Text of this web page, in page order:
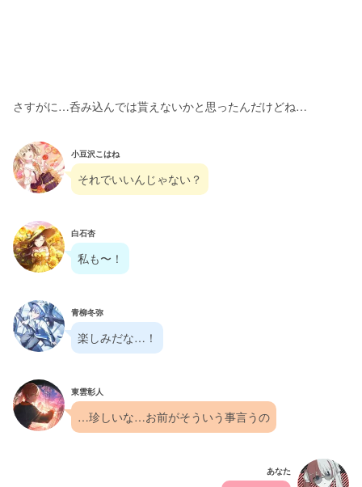
さすがに…呑み込んでは貰えないかと思ったんだけどね…
小豆沢こはね
それでいいんじゃない？
白石杏
私も〜！
青柳冬弥
楽しみだな…！
東雲彰人
…珍しいな…お前がそういう事言うの
あなた